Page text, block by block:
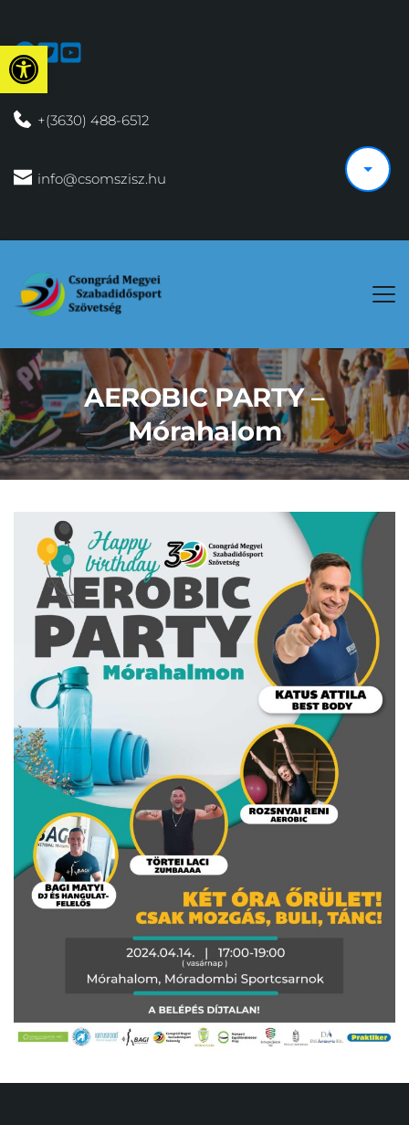
Eszköztár megnyitása
+(3630) 488-6512
info@csomszisz.hu
AEROBIC PARTY –
Mórahalom